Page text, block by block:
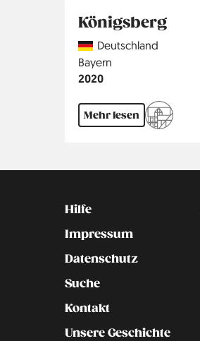
Königsberg
CountryDeutschland
Region
Bayern
Jahr
2020
Mehr lesen
Kontakt
Hilfe
Impressum
Datenschutz
Suche
Kontakt
Unsere Geschichte